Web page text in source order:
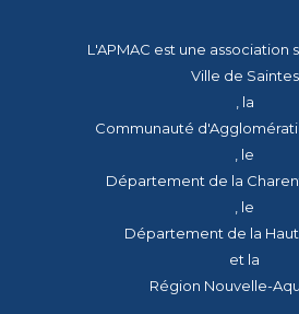
L'APMAC est une association
Ville de Saintes
, la
Communauté
, le
Département de la
, le
Département de la
et la
Région Nouvelle-